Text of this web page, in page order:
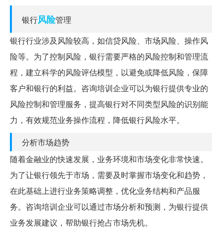
银行风险管理
银行行业涉及风险较高，如信贷风险、市场风险、操作风
险等。为了控制风险，银行需要严格的风险控制和管理流
程，建立科学的风险评估模型，以避免或降低风险，保障
客户和银行的利益。咨询培训企业可以为银行提供专业的
风险控制和管理服务，提高银行对不同类型风险的识别能
力，有效规范业务操作流程，降低银行风险水平。
分析市场趋势
随着金融业的快速发展，业务环境和市场变化非常快速。
为了让银行领先于市场，需要及时掌握市场变化和趋势，
在此基础上进行业务策略调整，优化业务结构和产品服
务。咨询培训企业可以通过市场分析和预测，为银行提供
业务发展建议，帮助银行抢占市场先机。